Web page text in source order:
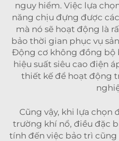
nguy hiểm. Việc lựa
năng chịu đựng được
mà nó sẽ hoạt động là
bảo thời gian phục vụ
Động cơ không đồng bộ
hiệu suất siêu cao điện
thiết kế để hoạt động
Cũng vậy, khi lựa chọn
trường khí nổ, điều đặc
tính đến việc bảo trì